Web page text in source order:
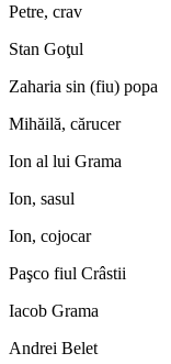
Petre, crav
Stan Goţul
Zaharia sin (fiu) popa
Mihăilă, cărucer
Ion al lui Grama
Ion, sasul
Ion, cojocar
Paşco fiul Crâstii
Iacob Grama
Andrei Belet